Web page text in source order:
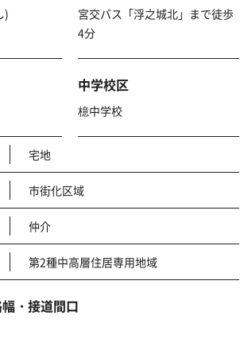
)
宮交バス「浮之城北」まで徒歩
4分
中学校区
檍中学校
宅地
市街化区域
仲介
第2種中高層住居専用地域
・接道間口